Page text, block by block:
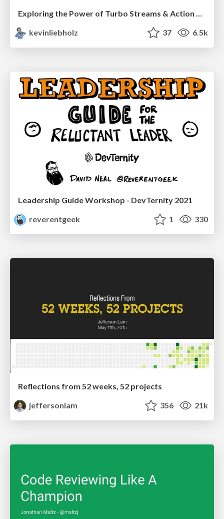
Exploring the Power of Turbo Streams & Action Cable | RailsConf2023
kevinliebholz
37 6.5k
Leadership Guide Workshop - DevTernity 2021
reverentgeek
1 330
Reflections from 52 weeks, 52 projects
jeffersonlam
356 21k